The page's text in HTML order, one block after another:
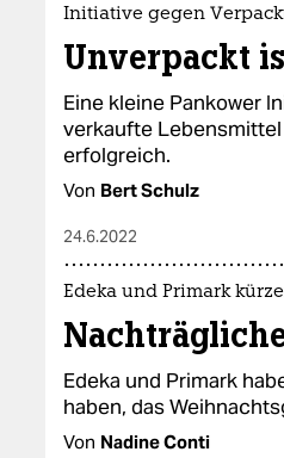
Initiative gegen
Unverpackt
Eine kleine Pankower
verkaufte
erfolgreich.
Von Bert Schulz
24.6.2022
Edeka und Primark
Edeka und Primark
haben, das
Von Nadine Conti